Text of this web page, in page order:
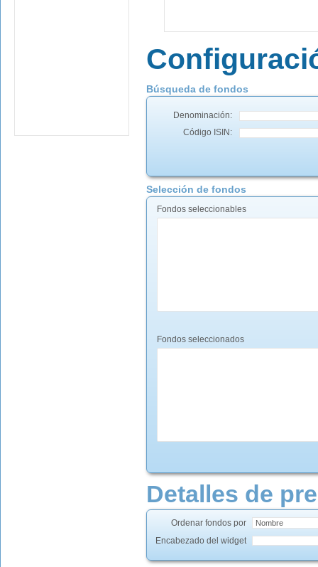
Búsqueda de fondos
Denominación:
Código ISIN:
Selección de fondos
Fondos seleccionables
Fondos seleccionados
Detalles de
Ordenar fondos por
Encabezado del widget